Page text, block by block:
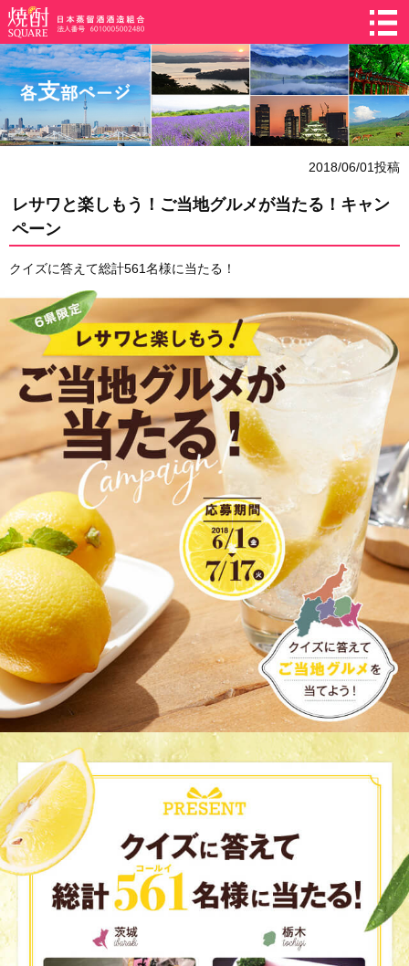
2018/06/01投稿
レサワと楽しもう！ご当地グルメが当たる！キャン
ペーン
クイズに答えて総計561名様に当たる！